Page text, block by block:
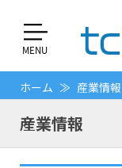
ホーム 産業情報
産業情報